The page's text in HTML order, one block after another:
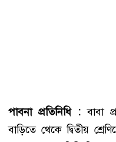
পাবনা প্রতিনিধি :বাবা
বাড়িতে থেকে দ্বিতীয়